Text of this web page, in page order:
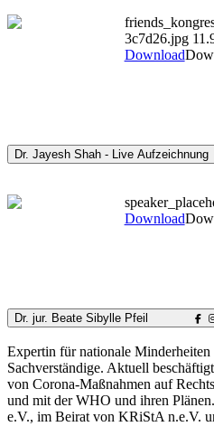
3c7d26.jpg
Download
Dr. Jayesh Shah - Live Aufzeichnung
Download
Dr. jur. Beate Sibylle Pfeil
Expertin für nationale
Sachverständige. Aktuell
von Corona-Maßnahmen auf
und mit der WHO und ihren
e.V., im Beirat von KRiStA n.e.V.